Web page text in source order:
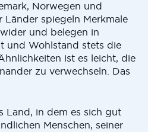
Norwegen und
Länder spiegeln Merkmale
und belegen in
und Wohlstand stets die
ist es leicht, die
zu verwechseln. Das
Land, in dem es sich gut
Menschen, seiner